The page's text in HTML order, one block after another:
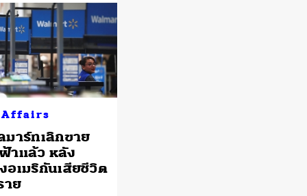
Affairs
มาร์ทเลิกขาย
าแล้ว หลัง
อเมริกันเสียชีวิต
าย